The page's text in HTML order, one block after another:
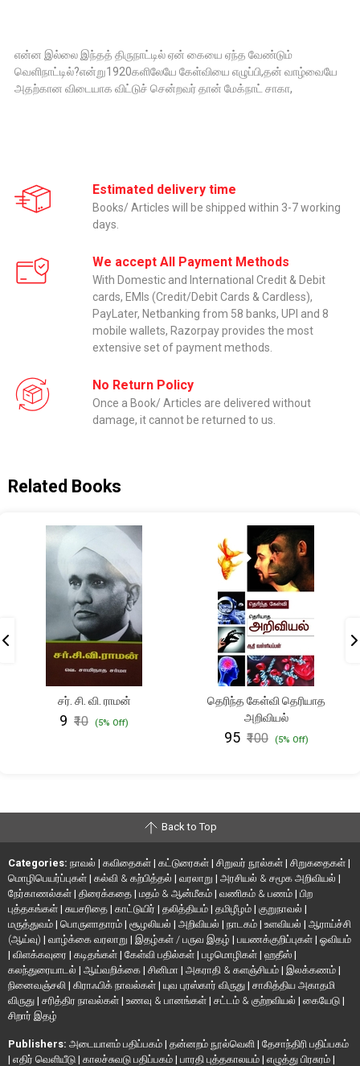
என்ன இல்லை இந்தத் திருநாட்டில் ஏன் கையை ஏந்த வேண்டும்
வெளிநாட்டில்?என்று1920களிலேயே கேள்வியை எழுப்பி,தன் வாழ்வையே
அதற்கான விடையாக விட்டுச் சென்றவர் தான் மேக்நாட் சாகா,
Estimated delivery time
Books/ Articles will be shipped within 3-7 working
days.
We accept All Payment Methods
With Domestic and International Credit & Debit
cards, EMIs (Credit/Debit Cards & Cardless),
PayLater, Netbanking from 58 banks, UPI and 8
mobile wallets, Razorpay provides the most
extensive set of payment methods.
No Return Policy
Once a Book/ Articles are delivered without
damage, it cannot be returned to us.
Related Books
சர். சி. வி. ராமன்
₹9 ₹10 (5% Off)
தெரிந்த கேள்வி தெரியாத
அறிவியல்
₹95 ₹100 (5% Off)
Back to Top
Categories: நாவல் | கவிதைகள் | கட்டுரைகள் | சிறுவர் நூல்கள் | சிறுகதைகள் |
மொழிபெயர்ப்புகள் | கல்வி & கற்பித்தல் | வரலாறு | அரசியல் & சமூக அறிவியல் |
நேர்காணல்கள் | திரைக்கதை | மதம் & ஆன்மீகம் | வணிகம் & பணம் | பிற
புத்தகங்கள் | சுயசரிதை | காட்டுயிர் | தலித்தியம் | தமிழீழம் | குறுநாவல் |
மருத்துவம் | பொருளாதாரம் | சூழலியல் | அறிவியல் | நாடகம் | உளவியல் | ஆராய்ச்சி
(ஆய்வு) | வாழ்க்கை வரலாறு | இதழ்கள் / பருவ இதழ் | பயணக்குறிப்புகள் | ஓவியம்
| விளக்கவுரை | கடிதங்கள் | கேள்வி பதில்கள் | பழமொழிகள் | ஹதீஸ் |
கலந்துரையாடல் | ஆய்வறிக்கை | சினிமா | அகராதி & களஞ்சியம் | இலக்கணம் |
நினைவஞ்சலி | கிராஃபிக் நாவல்கள் | யுவ புரஸ்கார் விருது | சாகித்திய அகாதமி
விருது | சரித்திர நாவல்கள் | உணவு & பானங்கள் | சட்டம் & குற்றவியல் | கையேடு |
சிறார் இதழ்
Publishers: அடையாளம் பதிப்பகம் | தன்னறம் நூல்வெளி | தேசாந்திரி பதிப்பகம்
| எதிர் வெளியீடு | காலச்சுவடு பதிப்பகம் | பாரதி புத்தகாலயம் | எழுத்து பிரசுரம் |